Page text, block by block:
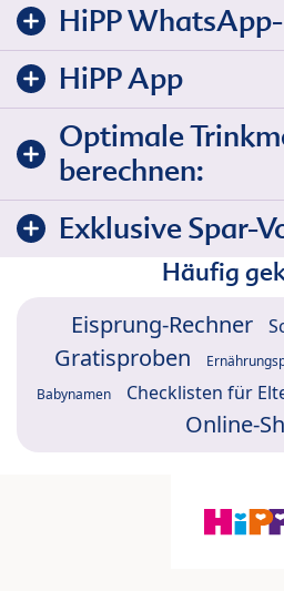
HiPP
HiPP App
Optimale
berechnen:
Exklusive Spar-
Häufig
Eisprung-Rechner
Gratisproben
Babynamen Checklisten für
Online-